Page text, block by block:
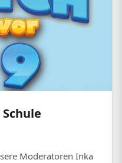
Moderatoren Inka